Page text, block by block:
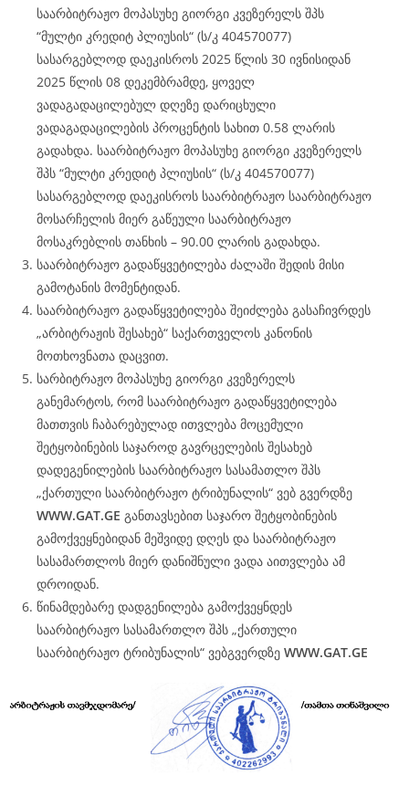
საარბიტრაჟო მოპასუხე გიორგი კვეზერელს შპს
“მულტი კრედიტ პლიუსის“ (ს/კ 404570077)
სასარგებლოდ დაეკისროს 2025 წლის 30 ივნისიდან
2025 წლის 08 დეკემბრამდე, ყოველ
ვადაგადაცილებულ დღეზე დარიცხული
ვადაგადაცილების პროცენტის სახით 0.58 ლარის
გადახდა. საარბიტრაჟო მოპასუხე გიორგი კვეზერელს
შპს “მულტი კრედიტ პლიუსის“ (ს/კ 404570077)
სასარგებლოდ დაეკისროს საარბიტრაჟო საარბიტრაჟო
მოსარჩელის მიერ გაწეული საარბიტრაჟო
მოსაკრებლის თანხის – 90.00 ლარის გადახდა.
საარბიტრაჟო გადაწყვეტილება ძალაში შედის მისი
გამოტანის მომენტიდან.
საარბიტრაჟო გადაწყვეტილება შეიძლება გასაჩივრდეს
„არბიტრაჟის შესახებ“ საქართველოს კანონის
მოთხოვნათა დაცვით.
სარბიტრაჟო მოპასუხე გიორგი კვეზერელს
განემარტოს, რომ საარბიტრაჟო გადაწყვეტილება
მათთვის ჩაბარებულად ითვლება მოცემული
შეტყობინების საჯაროდ გავრცელების შესახებ
დადეგენილების საარბიტრაჟო სასამათლო შპს
„ქართული საარბიტრაჟო ტრიბუნალის“ ვებ გვერდზე
WWW.GAT.GE განთავსებით საჯარო შეტყობინების
გამოქვეყნებიდან მეშვიდე დღეს და საარბიტრაჟო
სასამართლოს მიერ დანიშნული ვადა აითვლება ამ
დროიდან.
წინამდებარე დადგენილება გამოქვეყნდეს
საარბიტრაჟო სასამართლო შპს „ქართული
საარბიტრაჟო ტრიბუნალის“ ვებგვერდზე WWW.GAT.GE